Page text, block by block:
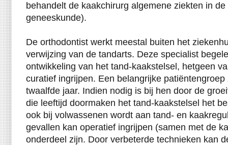
behandelt de kaakchirurg algemene ziekten in
geneeskunde).
De orthodontist werkt meestal buiten het
verwijzing van de tandarts. Deze specialist
ontwikkeling van het tand-kaakstelsel, hetgeen
curatief ingrijpen. Een belangrijke
twaalfde jaar. Indien nodig is bij hen door de
die leeftijd doormaken het tand-kaakstelsel het
ook bij volwassenen wordt aan tand- en
gevallen kan operatief ingrijpen (samen met de
onderdeel zijn. Door verbeterde technieken kan